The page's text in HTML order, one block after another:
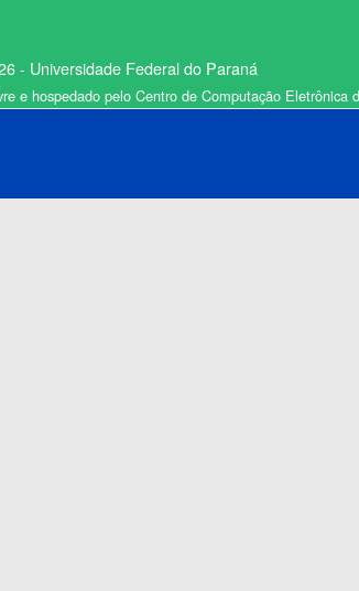
- Universidade Federal do Paraná
e hospedado pelo Centro de Computação Eletrônica